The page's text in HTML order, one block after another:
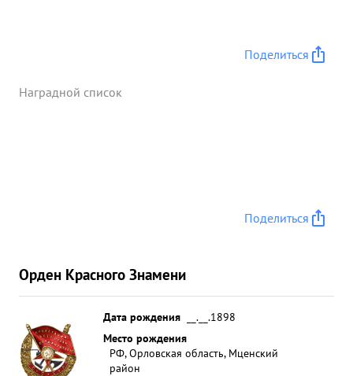
Поделиться
Наградной список
Поделиться
Орден Красного Знамени
Дата рождения
__.__.1898
Место рождения
РФ, Орловская область, Мценский
район